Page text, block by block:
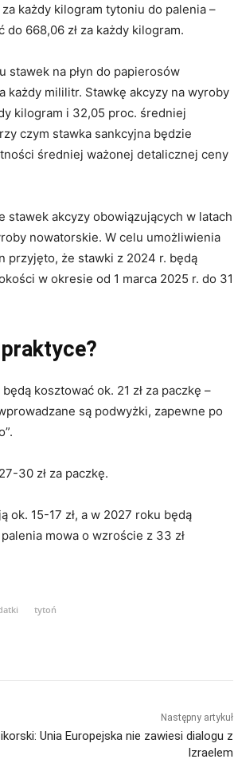
każdy kilogram tytoniu do palenia –
668,06 zł za każdy kilogram.
stawek na płyn do papierosów
każdy mililitr. Stawkę akcyzy na wyroby
kilogram i 32,05 proc. średniej
czym stawka sankcyjna będzie
średniej ważonej detalicznej ceny
stawek akcyzy obowiązujących w latach
nowatorskie. W celu umożliwienia
przyjęto, że stawki z 2024 r. będą
w okresie od 1 marca 2025 r. do 31
kosztować ok. 21 zł za paczkę –
są podwyżki, zapewne po
30 zł za paczkę.
ok. 15-17 zł, a w 2027 roku będą
mowa o wzroście z 33 zł
tytoń
Następny artykuł
Unia Europejska nie zawiesi dialogu z
Izraelem